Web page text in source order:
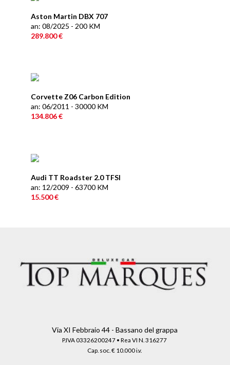
Aston Martin DBX 707
an: 08/2025 - 200 KM
289.800 €
Corvette Z06 Carbon Edition
an: 06/2011 - 30000 KM
134.806 €
Audi TT Roadster 2.0 TFSI
an: 12/2009 - 63700 KM
15.500 €
Via XI Febbraio 44 - Bassano del grappa
P.IVA 03326200247 • Rea VI N. 316277
Cap. soc. € 10.000 i.v.